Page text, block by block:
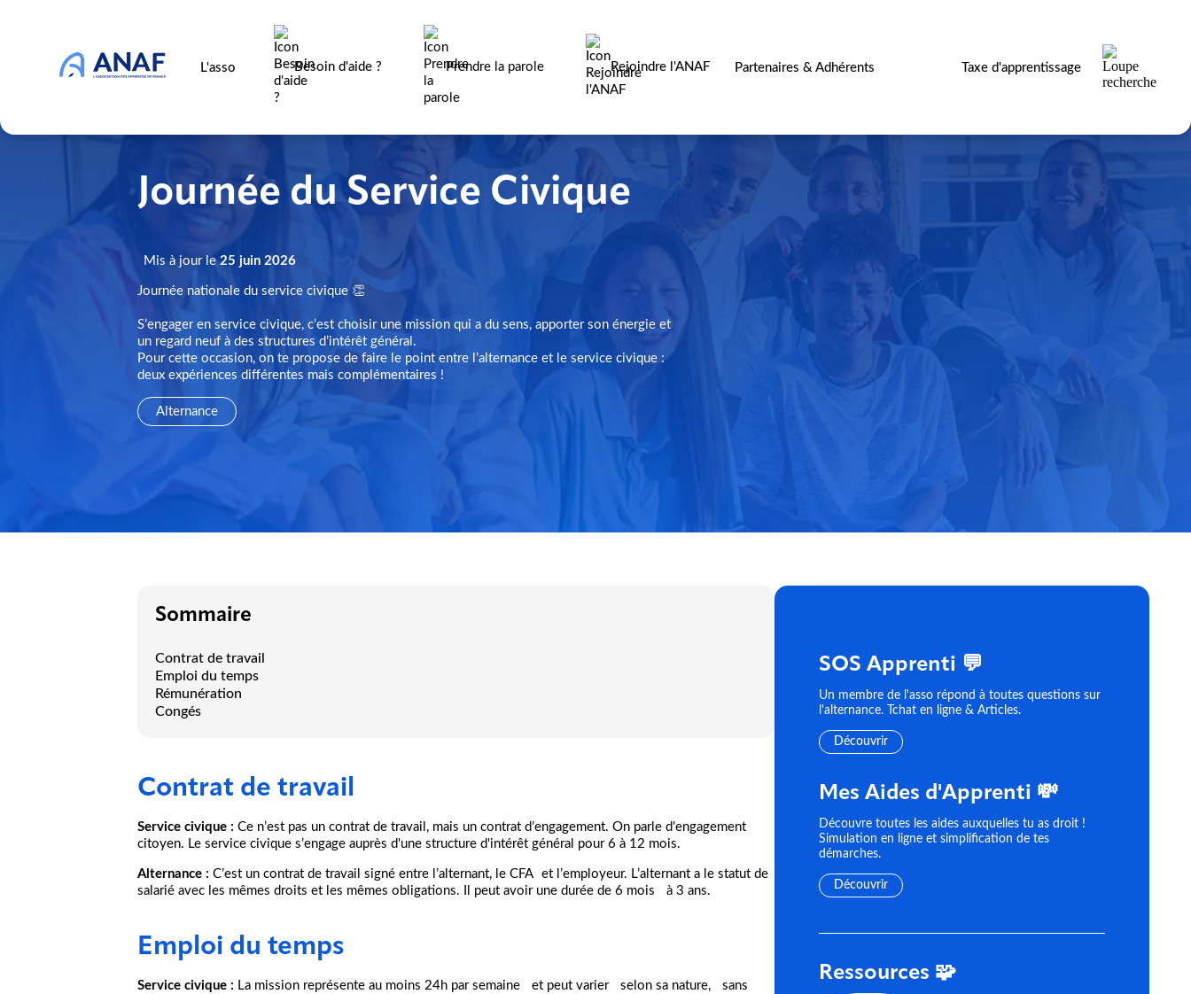
L'asso Besoin d'aide ? Prendre la parole Rejoindre l'ANAF Partenaires & Adhérents Taxe d'apprentissage
Journée du Service Civique
Mis à jour le25 juin 2026
Journée nationale du service civique 👏
S’engager en service civique, c’est choisir une mission qui a du sens, apporter son énergie et
un regard neuf à des structures d’intérêt général.
Pour cette occasion, on te propose de faire le point entre l’alternance et le service civique :
deux expériences différentes mais complémentaires !
Alternance
Sommaire
Contrat de travail
Emploi du temps
Rémunération
Congés
Contrat de travail
Service civique : Ce n’est pas un contrat de travail, mais un contrat d’engagement. On parle d'engagement
citoyen. Le service civique s’engage auprès d'une structure d'intérêt général pour 6 à 12 mois.
Alternance : C’est un contrat de travail signé entre l’alternant, le CFA et l’employeur. L’alternant a le statut de
salarié avec les mêmes droits et les mêmes obligations. Il peut avoir une durée de 6 mois à 3 ans.
Emploi du temps
Service civique : La mission représente au moins 24h par semaine et peut varier selon sa nature, sans
SOS Apprenti 💬
Un membre de l'asso répond à toutes questions sur
l'alternance. Tchat en ligne & Articles.
Découvrir
Mes Aides d'Apprenti 💸
Découvre toutes les aides auxquelles tu as droit !
Simulation en ligne et simplification de tes
démarches.
Découvrir
Ressources 🧩